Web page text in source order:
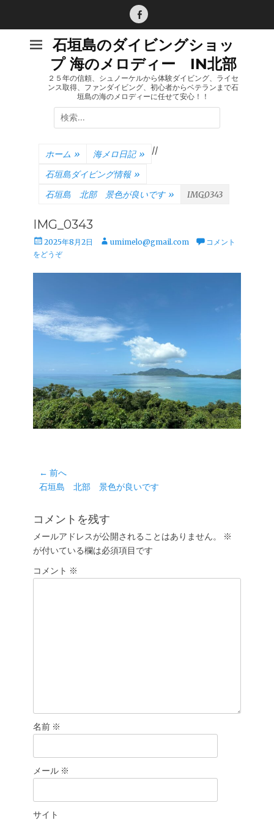
Facebook
石垣島のダイビングショッ
プ 海のメロディー IN北部
２５年の信頼、シュノーケルから体験ダイビング、ライセ
ンス取得、ファンダイビング、初心者からベテランまで石
垣島の海のメロディーに任せて安心！！
検
索:
ホーム » 海メロ日記 » /
石垣島ダイビング情報 »
/
石垣島 北部 景色が良いです » IMG_0343
IMG_0343
投
稿
2025年8月2日
投 umimelo@gmail.com
コメント
をどうぞ
投
稿
ビ
ゲ
ー
シ
← 前へ
前
投
石垣島 北部 景色が良いです
コメントを残す
メールアドレスが公開されることはありません。
※
が付いている欄は必須項目です
コメント ※
名前 ※
メール ※
サイト